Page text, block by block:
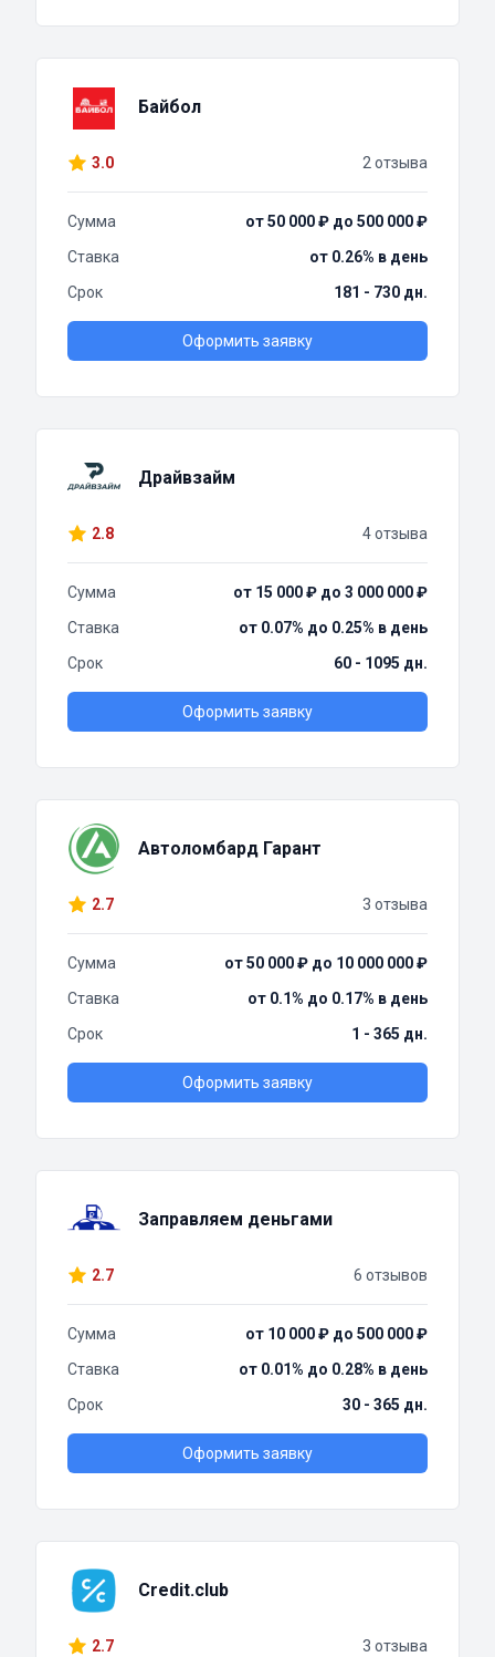
Байбол
3.0 2 отзыва
Сумма
от 50 000 ₽ до 500 000 ₽
Ставка
от 0.26% в день
Срок
181 - 730 дн.
Оформить заявку
Драйвзайм
2.8 4 отзыва
Сумма
от 15 000 ₽ до 3 000 000 ₽
Ставка
от 0.07% до 0.25% в день
Срок
60 - 1095 дн.
Оформить заявку
Автоломбард Гарант
2.7 3 отзыва
Сумма
от 50 000 ₽ до 10 000 000 ₽
Ставка
от 0.1% до 0.17% в день
Срок
1 - 365 дн.
Оформить заявку
Заправляем деньгами
2.7 6 отзывов
Сумма
от 10 000 ₽ до 500 000 ₽
Ставка
от 0.01% до 0.28% в день
Срок
30 - 365 дн.
Оформить заявку
Credit.club
2.7 3 отзыва